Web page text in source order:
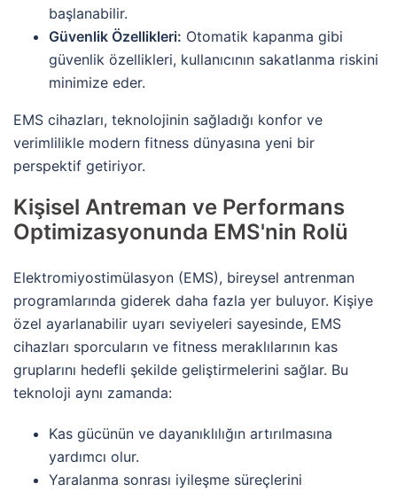
başlanabilir.
Güvenlik Özellikleri: Otomatik kapanma gibi
güvenlik özellikleri, kullanıcının sakatlanma riskini
minimize eder.
EMS cihazları, teknolojinin sağladığı konfor ve
verimlilikle modern fitness dünyasına yeni bir
perspektif getiriyor.
Kişisel Antreman ve Performans
Optimizasyonunda EMS'nin Rolü
Elektromiyostimülasyon (EMS), bireysel antrenman
programlarında giderek daha fazla yer buluyor. Kişiye
özel ayarlanabilir uyarı seviyeleri sayesinde, EMS
cihazları sporcuların ve fitness meraklılarının kas
gruplarını hedefli şekilde geliştirmelerini sağlar. Bu
teknoloji aynı zamanda:
Kas gücünün ve dayanıklılığın artırılmasına
yardımcı olur.
Yaralanma sonrası iyileşme süreçlerini